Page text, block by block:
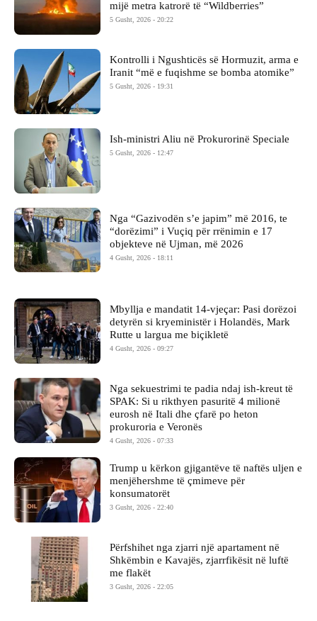
mijë metra katrorë të “Wildberries”
5 Gusht, 2026 - 20:22
Kontrolli i Ngushticës së Hormuzit, arma e
Iranit “më e fuqishme se bomba atomike”
5 Gusht, 2026 - 19:31
Ish-ministri ​Aliu në Prokurorinë Speciale
5 Gusht, 2026 - 12:47
Nga “Gazivodën s’e japim” më 2016, te
“dorëzimi” i Vuçiq për rrënimin e 17
objekteve në Ujman, më 2026
4 Gusht, 2026 - 18:11
Mbyllja e mandatit 14-vjeçar: Pasi dorëzoi
detyrën si kryeministër i Holandës, Mark
Rutte u largua me biçikletë
4 Gusht, 2026 - 09:27
Nga sekuestrimi te padia ndaj ish-kreut të
SPAK: Si u rikthyen pasuritë 4 milionë
eurosh në Itali dhe çfarë po heton
prokuroria e Veronës
4 Gusht, 2026 - 07:33
Trump u kërkon gjigantëve të naftës uljen e
menjëhershme të çmimeve për
konsumatorët
3 Gusht, 2026 - 22:40
Përfshihet nga zjarri një apartament në
Shkëmbin e Kavajës, zjarrfikësit në luftë
me flakët
3 Gusht, 2026 - 22:05